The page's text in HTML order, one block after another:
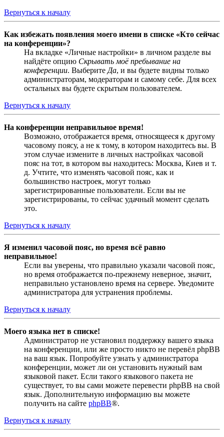
Вернуться к началу
Как избежать появления моего имени в списке «Кто сейчас
на конференции»?
На вкладке «Личные настройки» в личном разделе вы
найдёте опцию Скрывать моё пребывание на
конференции. Выберите Да, и вы будете видны только
администраторам, модераторам и самому себе. Для всех
остальных вы будете скрытым пользователем.
Вернуться к началу
На конференции неправильное время!
Возможно, отображается время, относящееся к другому
часовому поясу, а не к тому, в котором находитесь вы. В
этом случае измените в личных настройках часовой
пояс на тот, в котором вы находитесь: Москва, Киев и т.
д. Учтите, что изменять часовой пояс, как и
большинство настроек, могут только
зарегистрированные пользователи. Если вы не
зарегистрированы, то сейчас удачный момент сделать
это.
Вернуться к началу
Я изменил часовой пояс, но время всё равно
неправильное!
Если вы уверены, что правильно указали часовой пояс,
но время отображается по-прежнему неверное, значит,
неправильно установлено время на сервере. Уведомите
администратора для устранения проблемы.
Вернуться к началу
Моего языка нет в списке!
Администратор не установил поддержку вашего языка
на конференции, или же просто никто не перевёл phpBB
на ваш язык. Попробуйте узнать у администратора
конференции, может ли он установить нужный вам
языковой пакет. Если такого языкового пакета не
существует, то вы сами можете перевести phpBB на свой
язык. Дополнительную информацию вы можете
получить на сайте phpBB®.
Вернуться к началу